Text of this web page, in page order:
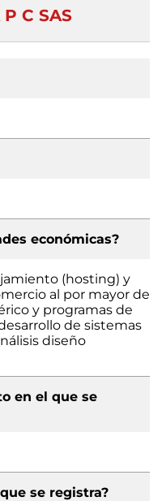
C SAS
económicas?
(hosting) y
al por mayor de
y programas de
de sistemas
diseño
en el que se
se registra?